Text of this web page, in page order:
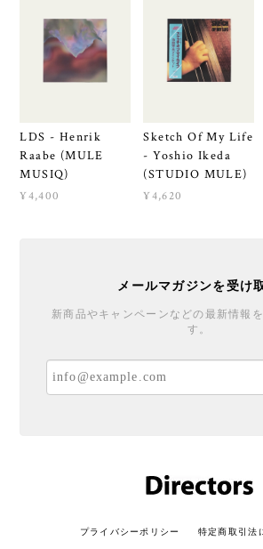
LDS - Henrik
Raabe (MULE
MUSIQ)
¥4,400
Sketch Of My Life
- Yoshio Ikeda
(STUDIO MULE)
¥4,620
メールマガジンを受け
新商品やキャンペーンなどの最新情報
す。
プライバシーポリシー 特定商取引法